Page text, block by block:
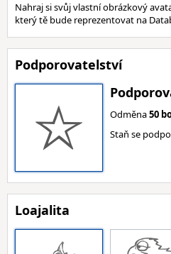
Nahraj si svůj vlastní obrázkový
který tě bude reprezentovat na
Podporovatelství
Odměna50
Staň se
Loajalita